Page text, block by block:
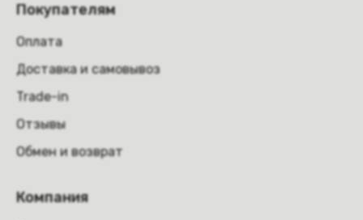
Покупателям
Оплата
Доставка и самовывоз
Trade-in
Отзывы
Обмен и возврат
Компания